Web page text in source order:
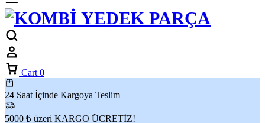
Cart 0
24 Saat İçinde Kargoya Teslim
5000 ₺ üzeri KARGO ÜCRETİZ!